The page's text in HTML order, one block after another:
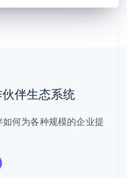
伴生态系统
何为各种规模的企业提